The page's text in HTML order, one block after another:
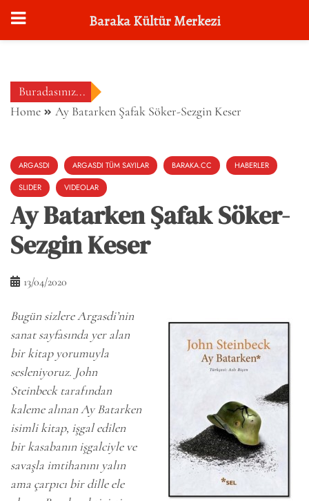
contentBuradasınız...
Home
Ay Batarken Şafak Söker-Sezgin Keser
ARGASDI ARGASDI TÜM SAYILAR BARAKA.CC
HABERLER
SLIDER
VIDEOLAR
Ay Batarken Şafak Söker-
Sezgin Keser
13/04/2020
Bugün sizlere Argasdi’nin
sanat sayfasında yer alan
bir kitap yorumuyla
sesleniyoruz. John
Steinbeck tarafından
kaleme alınan Ay Batarken
isimli kitap, işgal edilen
bir kasabanın işgalciyle ve
savaşla imtihanını yalın
ama çarpıcı bir dille ele
Baraka Kültür Merkezi